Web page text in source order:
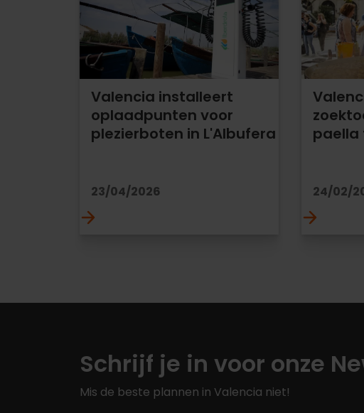
Valencia installeert
oplaadpunten voor
plezierboten in L'Albufera
23/04/2026
paella
24/02/
Schrijf je in voor onze
Mis de beste plannen in Valencia niet!